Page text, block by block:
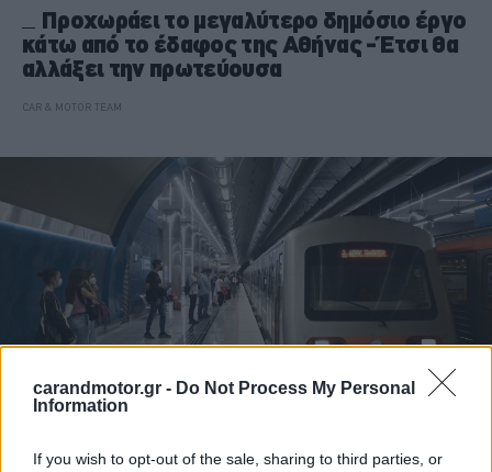
carandmotor.gr - Do Not Process My Personal
Information
If you wish to opt-out of the sale, sharing to third parties, or
Προχωράει το μεγαλύτερο δημόσιο έργο
κάτω από το έδαφος της Αθήνας -Έτσι θα
αλλάξει την πρωτεύουσα
CAR & MOTOR TEAM
ΝΕΑ